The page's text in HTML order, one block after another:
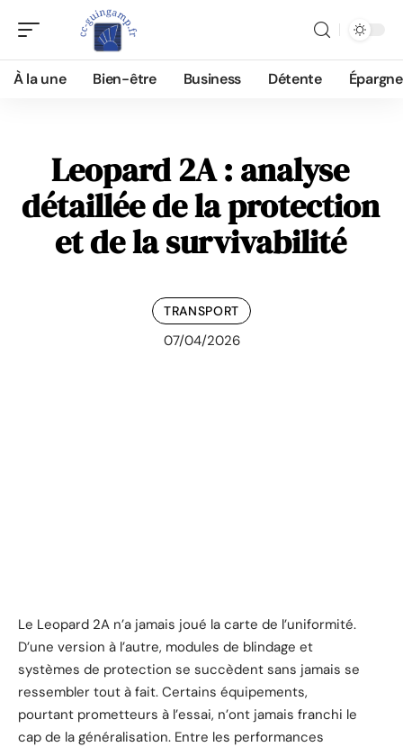
À la une Bien-être Business Détente Épargne
Leopard 2A : analyse
détaillée de la protection
et de la survivabilité
TRANSPORT
07/04/2026
Le Leopard 2A n’a jamais joué la carte de l’uniformité.
D’une version à l’autre, modules de blindage et
systèmes de protection se succèdent sans jamais se
ressembler tout à fait. Certains équipements,
pourtant prometteurs à l’essai, n’ont jamais franchi le
cap de la généralisation. Entre les performances